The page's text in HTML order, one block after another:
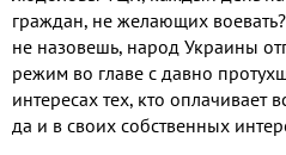
граждан, не желающих
не назовешь, народ Украины
режим во главе с давно
интересах тех, кто оплачивает
да и в своих собственных